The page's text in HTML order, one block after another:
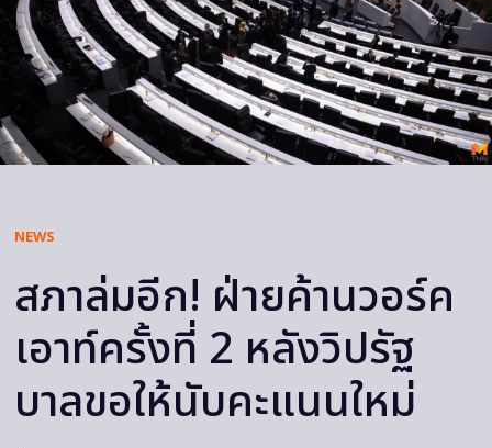
NEWS
สภาล่มอีก! ฝ่ายค้านวอร์ค
เอาท์ครั้งที่ 2 หลังวิปรัฐ
บาลขอให้นับคะแนนใหม่